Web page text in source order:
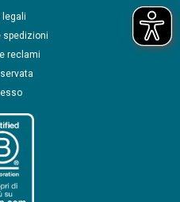
legali
spedizioni
reclami